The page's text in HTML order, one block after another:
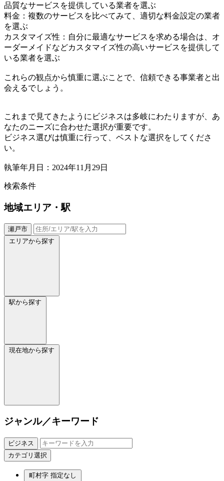
品質なサービスを提供している業者を選ぶ
料金：複数のサービスを比べてみて、適切な料金設定の業者
を選ぶ
カスタマイズ性：自分に最適なサービスを求める場合は、オ
ーダーメイドなどカスタマイズ性の高いサービスを提供して
いる業者を選ぶ
これらの観点から慎重に選ぶことで、信頼できる事業者と出
会えるでしょう。
これまで見てきたようにビジネスは多岐にわたりますが、あ
なたのニーズに合わせた選択が重要です。
ビジネス選びは慎重に行って、ベストな選択をしてくださ
い。
執筆年月日：2024年11月29日
検索条件
地域エリア・駅
瀬戸市
エリアから探す
駅から探す
現在地から探す
ジャンル／キーワード
ビジネス
カテゴリ選択
町村字 指定なし